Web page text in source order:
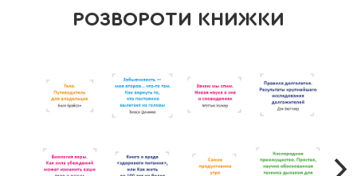
руйнувати подарований природою потенціал, і зможете раз
і назавжди змінити свій спосіб життя.
2. «Біологія віри. Як сила переконань може змінити ваше тіло
і розум» Брюса Ліптона.
3. «Усвідомлене керування здоров’ям» Дмитра Шаменкова.
техніка дихання для здоров'я і спорту» Патріка Маккіона.
5. «Послання води» Масару Емото.
РОЗВОРОТИ КНИЖКИ